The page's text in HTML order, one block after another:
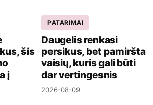
šis
į
PATARIMAI
Daugelis renkasi
persikus, bet pamiršta
vaisių, kuris gali būti
dar vertingesnis
2026-08-09